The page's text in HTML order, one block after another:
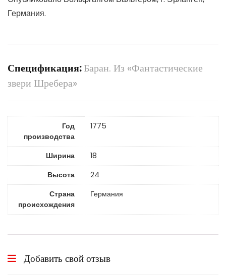
Германия.
Спецификация:Баран. Из «Фантастические
звери Шребера»
Год
производства
1775
Ширина
18
Высота
24
Страна
происхождения
Германия
Добавить свой отзыв